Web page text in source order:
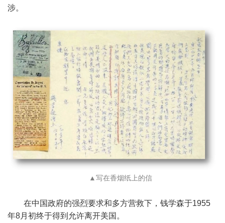
涉。
▲写在香烟纸上的信
在中国政府的强烈要求和多方营救下，钱学森于1955
年8月初终于得到允许离开美国。